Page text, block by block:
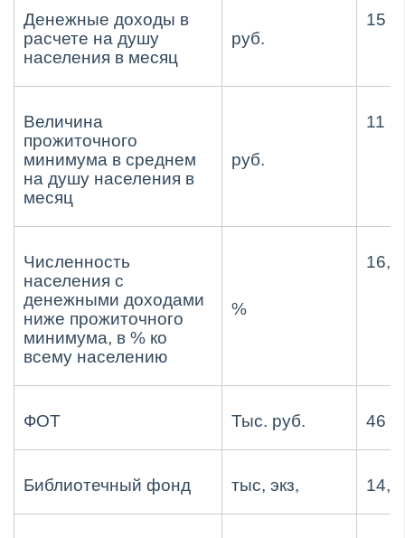
Денежные доходы в
расчете на душу
населения в месяц
руб.
15
Величина
прожиточного
минимума в среднем
на душу населения в
месяц
руб.
11
Численность
населения с
денежными доходами
ниже прожиточного
минимума, в % ко
всему населению
%
16,9
ФОТ Тыс. руб. 46
Библиотечный фонд тыс, экз,